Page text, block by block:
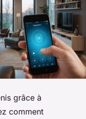
grâce à
comment